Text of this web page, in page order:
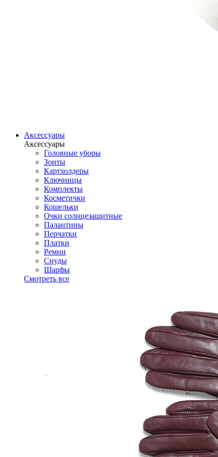
Аксессуары
Аксессуары
Головные уборы
Зонты
Картхолдеры
Ключницы
Комплекты
Косметички
Кошельки
Очки солнцезащитные
Палантины
Перчатки
Платки
Ремни
Снуды
Шарфы
Смотреть все